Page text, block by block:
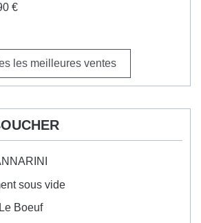
€
les meilleures ventes
sous vide
Boeuf